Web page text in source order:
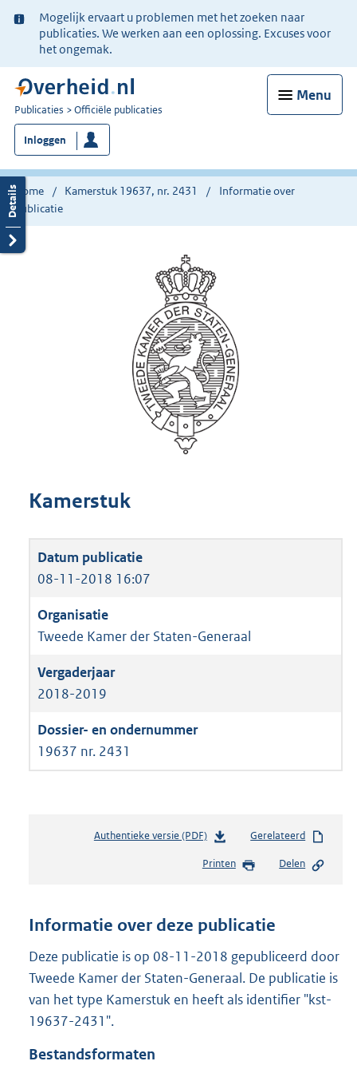
Ter
informatie:
Mogelijk ervaart u problemen met het zoeken naar
publicaties. We werken aan een oplossing. Excuses voor
het ongemak.
Menu
U
bent
nu
hier:
Publicaties Officiële publicaties
Inloggen
Home Kamerstuk 19637, nr. 2431
Informatie over
publicatie
Kamerstuk
08-11-2018 16:07
Tweede Kamer der Staten-Generaal
2018-2019
19637 nr. 2431
Authentieke versie (PDF)b
s
n
s
r
o
Gerelateerd
Printen Delen
Informatie over deze publicatie
Deze publicatie is op 08-11-2018 gepubliceerd door
Tweede Kamer der Staten-Generaal. De publicatie is
van het type Kamerstuk en heeft als identifier "kst-
19637-2431".
Bestandsformaten